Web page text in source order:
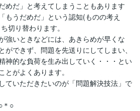
めだ」と考えてしまうこともあります
もうだめだ」という認知(ものの考え
切り替わります。
強いときなどには、あきらめが早くな
ができず、問題を先送りにしてしまい、
神的な負荷を生み出していく・・・とい
とがよくあります。
ていただきたいのが「問題解決技法」で
＊○